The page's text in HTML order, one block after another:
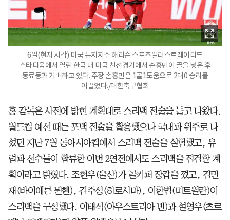
6일(현지 시각) 미국 뉴저지주 해리슨 스포츠일러스트레이티드
스타디움에서 열린 한국 대 미국 친선경기에서 손흥민이 골을 넣은 후
동료등과 기뻐하고 있다. 주장 손흥민은 1골1도움으로 2대0 승리를
이끌었다./대한축구협회
홍 감독은 사전에 밝힌 계획대로 스리백 전술을 들고 나왔다.
월드컵 예선 때는 포백 전술을 활용했으나 국내파 위주로 나
섰던 지난 7월 동아시아컵에서 스리백 전술을 실험했고, 유
럽파 선수들이 합류한 이번 2연전에서도 스리백을 점검할 계
획이라고 밝혔다. 조현우(울산)가 골키퍼 장갑을 꼈고, 김민
재(바이에른 뮌헨), 김주성(히로시마), 이한범(미트윌란)이
스리백을 구성했다. 이태석(아우스트리아 빈)과 설영우(츠르